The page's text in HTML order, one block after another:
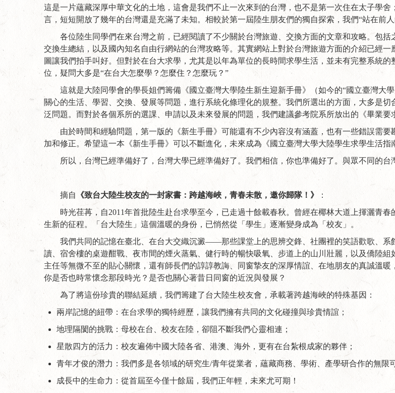
這是一片蘊藏深厚中華文化的土地，這會是我們不止一次來到的台灣，也不是第一次住在太子學
言，短短開放了幾年的台灣還是充滿了未知。相較於第一屆陸生朋友們的獨自探索，我們“站在前人
各位陸生同學們在來台灣之前，已經閱讀了不少關於台灣旅遊、交換方面的文章和攻略。包括
交換生總結，以及國內知名自由行網站的台灣攻略等。其實網站上對於台灣旅遊方面的介紹已經
圖讓我們拍手叫好。但對於在台大求學，尤其是以年為單位的長時間求學生活，並未有完整系統
位，疑問大多是“在台大怎麼學？怎麼住？怎麼玩？”
這就是大陸同學會的學長姐們籌備《國立臺灣大學陸生新生迎新手冊》（如今的“國立臺灣大
關心的生活、學習、交換、發展等問題，進行系統化條理化的規整。我們所選出的方面，大多是
泛問題。而對於各個系所的選課、申請以及未來發展的問題，我們建議參考院系所放出的《畢業要
由於時間和經驗問題，第一版的《新生手冊》可能還有不少內容沒有涵蓋，也有一些錯誤需
加和修正。希望這一本《新生手冊》可以不斷進化，未來成為《國立臺灣大學大陸學生求學生活
所以，台灣已經準備好了，台灣大學已經準備好了。我們相信，你也準備好了。與眾不同的台
摘自 《致台大陸生校友的一封家書：跨越海峽，青春未散，邀你歸隊！》
：
時光荏苒，自2011年首批陸生赴台求學至今，已走過十餘載春秋。曾經在椰林大道上揮灑青春
生新的征程。「台大陸生」這個溫暖的身份，已悄然從「學生」逐漸變身成為「校友」。
我們共同的記憶在臺北、在台大交織沉澱——那些課堂上的思辨交鋒、社團裡的笑語歡歌、系
讀、宿舍樓的桌遊酣戰、夜市間的煙火蒸氣、健行時的暢快吸氧、步道上的山川壯麗，以及僑陸
主任等無微不至的貼心關懷，還有師長們的諄諄教誨、同窗摯友的深厚情誼、在地朋友的真誠溫暖
你是否也時常懷念那段時光？是否也關心著昔日同窗的近況與發展？
為了將這份珍貴的聯結延續，我們籌建了台大陸生校友會，承載著跨越海峽的特殊基因：
兩岸記憶的紐帶：在台求學的獨特經歷，讓我們擁有共同的文化碰撞與珍貴情誼；
地理隔閡的挑戰：母校在台、校友在陸，卻阻不斷我們心靈相連；
星散四方的活力：校友遍佈中國大陸各省、港澳、海外，更有在台紮根成家的夥伴；
青年才俊的潛力：我們多是各領域的研究生/青年從業者，蘊藏商務、學術、產學研合作的無限
成長中的生命力：從首屆至今僅十餘屆，我們正年輕，未來尤可期！